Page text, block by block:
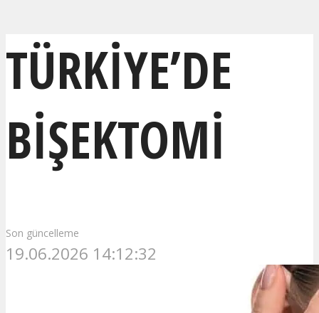
TÜRKIYE’DE
BIŞEKTOMI
Son güncelleme
19.06.2026 14:12:32